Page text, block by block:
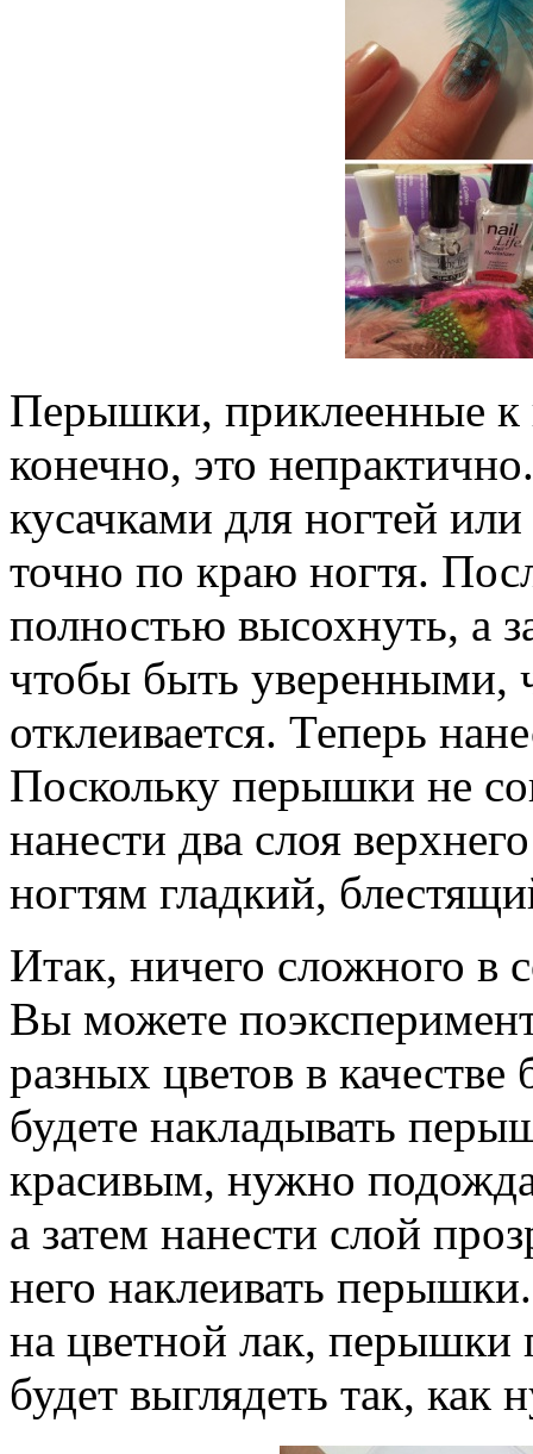
Перышки, приклеенные к
конечно, это
кусачками для ногтей
точно по краю ногтя.
полностью высохнуть, а
чтобы быть уверенными,
отклеивается. Теперь
Поскольку перышки не
нанести два слоя
ногтям гладкий,
Итак, ничего сложного в
Вы можете
разных цветов в качестве
будете накладывать
красивым, нужно
а затем нанести слой
него наклеивать
на цветной лак,
будет выглядеть так, как